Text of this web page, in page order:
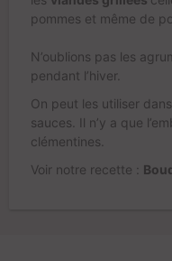
pommes et même de
N’oublions pas les
pendant l’hiver.
On peut les utiliser
sauces. Il n’y a que
clémentines.
Voir notre recette :